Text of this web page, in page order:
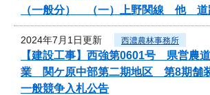
（一般分） （一）上野関線 他 道
2024年7月1日更新 西濃農林事務所
【建設工事】西強第0601号 県営農
業 関ケ原中部第二期地区 第8期舗
一般競争入札公告